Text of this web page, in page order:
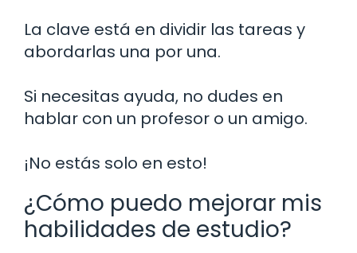
La clave está en dividir las tareas y
abordarlas una por una.
Si necesitas ayuda, no dudes en
hablar con un profesor o un amigo.
¡No estás solo en esto!
¿Cómo puedo mejorar mis
habilidades de estudio?